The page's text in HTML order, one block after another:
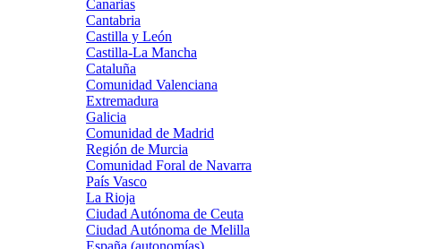
Canarias
Cantabria
Castilla y León
Castilla-La Mancha
Cataluña
Comunidad Valenciana
Extremadura
Galicia
Comunidad de Madrid
Región de Murcia
Comunidad Foral de Navarra
País Vasco
La Rioja
Ciudad Autónoma de Ceuta
Ciudad Autónoma de Melilla